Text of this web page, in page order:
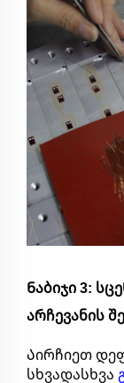
Ნაბიჯი 3:
არჩევანის
Აირჩიეთ
სხვადასხვა